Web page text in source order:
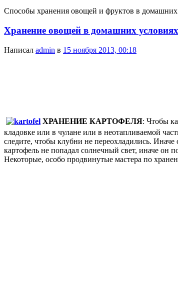
Способы хранения овощей и фруктов в
Хранение овощей в домашних условиях
Написал admin в 15 ноября 2013, 00:18
ХРАНЕНИЕ КАРТОФЕЛЯ: Чтобы
кладовке или в чулане или в неотапливаемой
следите, чтобы клубни не переохладились.
картофель не попадал солнечный свет, иначе он
Некоторые, особо продвинутые мастера по